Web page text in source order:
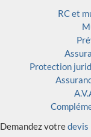
RC et
Protection
Demandez votredevis